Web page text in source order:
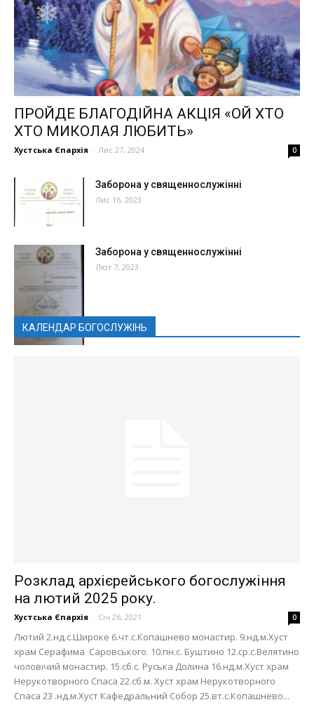
ПРОЙДЕ БЛАГОДІЙНА АКЦІЯ «ОЙ ХТО
ХТО МИКОЛАЯ ЛЮБИТЬ»
Хустська Єпархія - Лис 27, 2024 0
Заборона у священнослужінні
Лис 16, 2023
Заборона у священнослужінні
Лют 7, 2023
КАЛЕНДАР БОГОСЛУЖІНЬ
Розклад архієрейського богослужіння
на лютий 2025 року.
Хустська Єпархія - Січ 26, 2021 0
Лютий 2.нд.с.Широке 6.чт.с.Копашнево монастир. 9.нд.м.Хуст
храм Серафима Саровського. 10.пн.с. Буштино 12.ср.с.Велятино
чоловічий монастир. 15.сб.с. Руська Долина 16.нд.м.Хуст храм
Нерукотворного Спаса 22.сб.м. Хуст храм Нерукотворного
Спаса 23 .нд.м.Хуст Кафедральний Собор 25.вт.с.Копашнево...